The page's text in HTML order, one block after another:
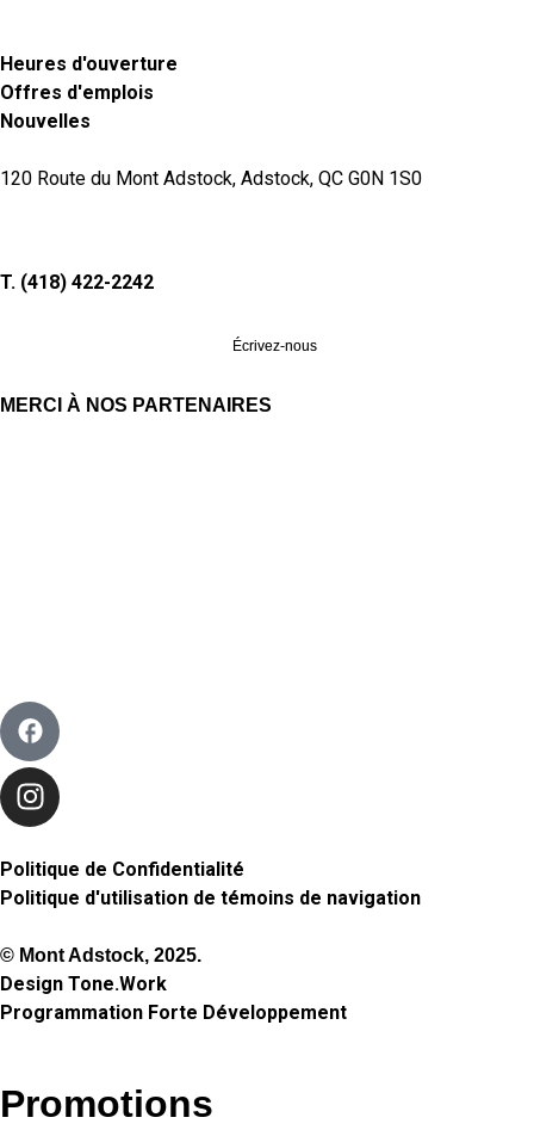
Heures d'ouverture
Offres d'emplois
Nouvelles
120 Route du Mont Adstock, Adstock, QC G0N 1S0
T. (418) 422-2242
Écrivez-nous
MERCI À NOS PARTENAIRES
Politique de Confidentialité
Politique d'utilisation de témoins de navigation
© Mont Adstock, 2025.
Design Tone.Work
Programmation Forte Développement
Promotions